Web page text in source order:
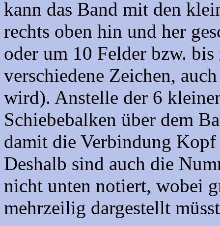
kann das Band mit den
rechts oben hin und her
oder um 10 Felder bzw.
verschiedene Zeichen,
wird). Anstelle der 6
Schiebebalken über dem
damit die Verbindung
Deshalb sind auch die
nicht unten notiert, wobei
mehrzeilig dargestellt